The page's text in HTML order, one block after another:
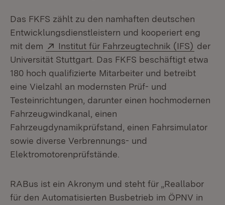
Das FKFS zählt zu den namhaften deutschen
Entwicklungsdienstleistern und kooperiert eng
mit dem
Extern:
Institut für Fahrzeugtechnik (IFS) der
Universität Stuttgart. Das FKFS beschäftigt etwa
180 hoch qualifizierte Mitarbeiter und betreibt
eine Vielzahl an modernsten Prüf- und
Testeinrichtungen, darunter einen hochmodernen
Fahrzeugwindkanal, einen
Fahrzeugdynamikprüfstand, einen Fahrsimulator
sowie diverse Verbrennungs- und
Elektromotorenprüfstände.
RABus ist ein Akronym und steht für „Reallabor
für den Automatisierten Busbetrieb im ÖPNV in